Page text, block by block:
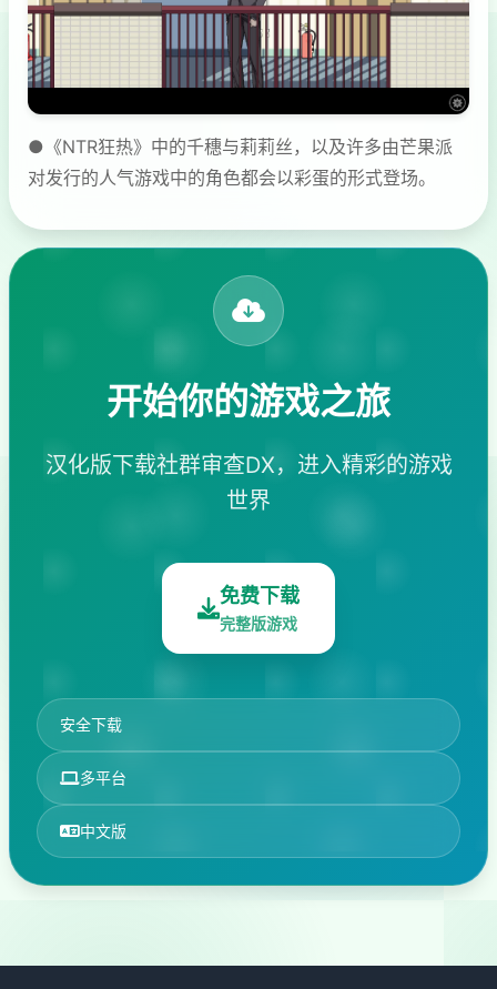
●《NTR狂热》中的千穗与莉莉丝，以及许多由芒果派
对发行的人气游戏中的角色都会以彩蛋的形式登场。
开始你的游戏之旅
汉化版下载社群审查DX，进入精彩的游戏
世界
免费下载
完整版游戏
安全下载
多平台
中文版